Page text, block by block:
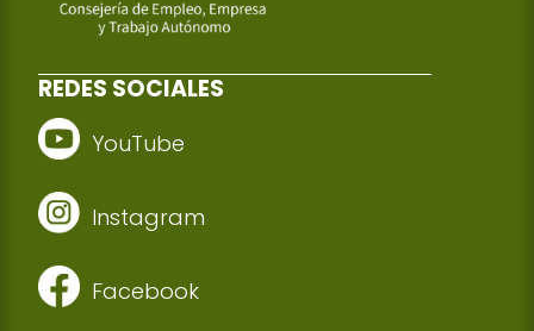
REDES SOCIALES
YouTube
Instagram
Facebook